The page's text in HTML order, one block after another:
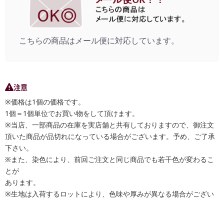
こちらの商品はメール便に対応しています。
注意
※価格は1個の価格です。
1個＝1個単位でお買い物をして頂けます。
※当店、一部商品の在庫を実店舗と共有しておりますので、御注文
頂いた商品が品切れになっている場合がございます。予め、ご了承
下さい。
※また、染色により、前回ご注文と同じ商品でも若干色が変わるこ
とが
あります。
※生地は入荷するロットにより、色味や厚みが異なる場合がござい